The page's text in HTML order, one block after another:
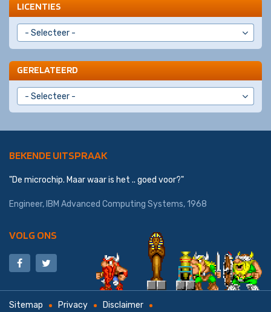
LICENTIES
GERELATEERD
BEKENDE UITSPRAAK
"De microchip. Maar waar is het .. goed voor?"
Engineer, IBM Advanced Computing Systems, 1968
VOLG ONS
Sitemap Privacy Disclaimer